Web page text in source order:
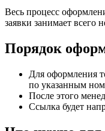
Весь процесс
заявки занимает всего
Порядок
Для оформления
по указанным
После этого
Ссылка будет